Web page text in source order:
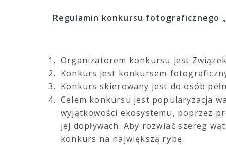
Regulamin konkursu fotograficznego
Organizatorem konkursu jest
Konkurs jest konkursem
Konkurs skierowany jest do osób
Celem konkursu jest popularyzacja
wyjątkowości ekosystemu, poprzez
jej dopływach. Aby rozwiać szereg
konkurs na największą rybę.